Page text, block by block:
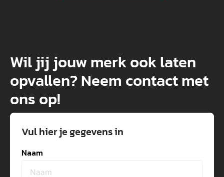
Wil jij jouw merk ook laten
opvallen? Neem contact met
ons op!
Vul hier je gegevens in
Naam